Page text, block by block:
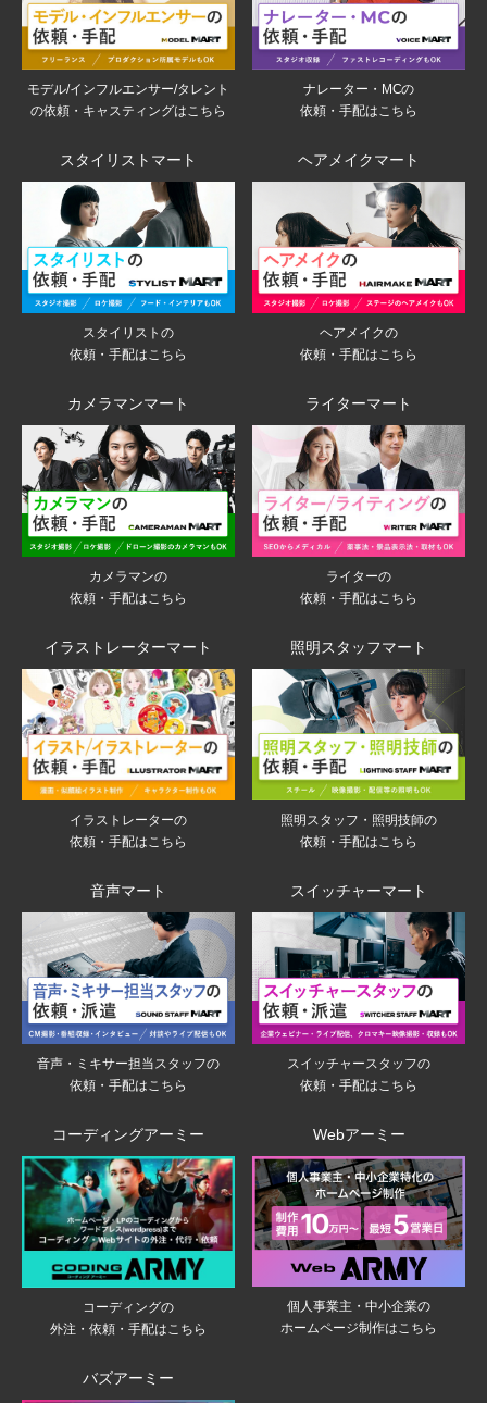
モデル/インフルエンサー/タレント
の依頼・キャスティングはこちら
ナレーター・MCの
依頼・手配はこちら
スタイリストマート
スタイリストの
依頼・手配はこちら
ヘアメイクマート
ヘアメイクの
依頼・手配はこちら
カメラマンマート
カメラマンの
依頼・手配はこちら
ライターマート
ライターの
依頼・手配はこちら
イラストレーターマート
イラストレーターの
依頼・手配はこちら
照明スタッフマート
照明スタッフ・照明技師の
依頼・手配はこちら
音声マート
音声・ミキサー担当スタッフの
依頼・手配はこちら
スイッチャーマート
スイッチャースタッフの
依頼・手配はこちら
コーディングアーミー
コーディングの
外注・依頼・手配はこちら
Webアーミー
個人事業主・中小企業の
ホームページ制作はこちら
バズアーミー